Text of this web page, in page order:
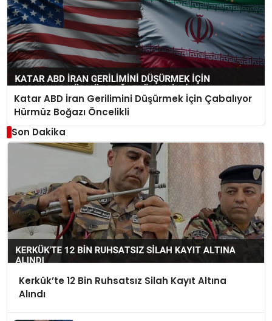
Katar ABD İran Gerilimini Düşürmek İçin Çabalıyor
Hürmüz Boğazı Öncelikli
Son Dakika
Kerkük’te 12 Bin Ruhsatsız Silah Kayıt Altına
Alındı